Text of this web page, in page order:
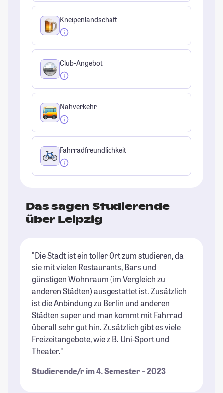
Kneipenlandschaft
Club-Angebot
Nahverkehr
Fahrradfreundlichkeit
Das sagen Studierende
über Leipzig
"Die Stadt ist ein toller Ort zum studieren, da
sie mit vielen Restaurants, Bars und
günstigen Wohnraum (im Vergleich zu
anderen Städten) ausgestattet ist. Zusätzlich
ist die Anbindung zu Berlin und anderen
Städten super und man kommt mit Fahrrad
überall sehr gut hin. Zusätzlich gibt es viele
Freizeitangebote, wie z.B. Uni-Sport und
Theater."
Studierende/r im 4. Semester – 2023